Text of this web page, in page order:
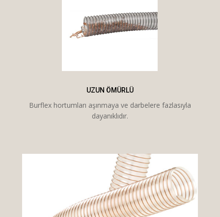
UZUN ÖMÜRLÜ
Burflex hortumları aşınmaya ve darbelere fazlasıyla
dayanıklıdır.